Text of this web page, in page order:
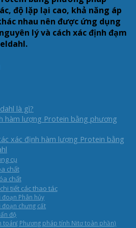
độ lặp lại cao, khả năng áp
nhau nên được ứng dụng
lý và cách xác định đạm
là gì?
hàm lượng Protein bằng phương
xác định hàm lượng Protein bằng
cụ
chất
chất
tiết các thao tác
đoạn Phân hủy
đoạn chưng cất
độ
toán( Phương pháp tính Nitơ toàn phần)